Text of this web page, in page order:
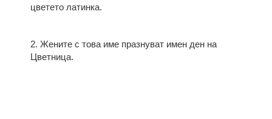
цветето латинка.
2. Жените с това име празнуват имен ден на
Цветница.